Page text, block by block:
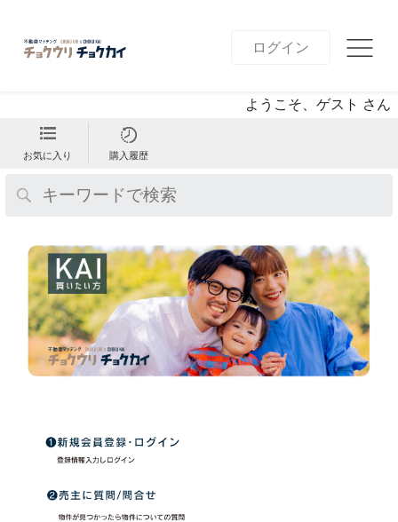
ログイン
ようこそ、ゲスト さん
お気に入り 購入履歴